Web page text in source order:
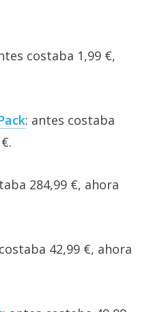
costaba 1,99 €,
: antes costaba
284,99 €, ahora
42,99 €, ahora